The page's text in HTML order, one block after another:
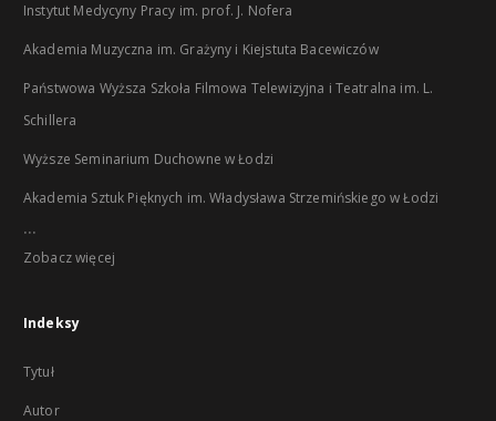
Instytut Medycyny Pracy im. prof. J. Nofera
Akademia Muzyczna im. Grażyny i Kiejstuta Bacewiczów
Państwowa Wyższa Szkoła Filmowa Telewizyjna i Teatralna im. L.
Schillera
Wyższe Seminarium Duchowne w Łodzi
Akademia Sztuk Pięknych im. Władysława Strzemińskiego w Łodzi
...
Zobacz więcej
Indeksy
Tytuł
Autor